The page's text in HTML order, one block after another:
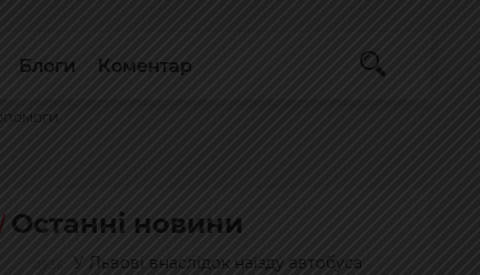
Блоги Коментар
Останні новини
У Львові внаслідок наїзду автобуса